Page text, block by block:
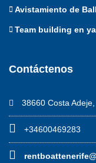
Avistamiento de
Team building en
Contáctenos
38660 Costa
+34600469283